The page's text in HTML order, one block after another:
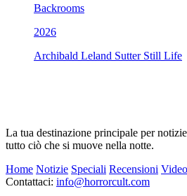
Backrooms
2026
Archibald Leland Sutter Still Life
La tua destinazione principale per
tutto ciò che si muove nella notte.
Home Notizie Speciali Recensioni Video
Contattaci: info@horrorcult.com